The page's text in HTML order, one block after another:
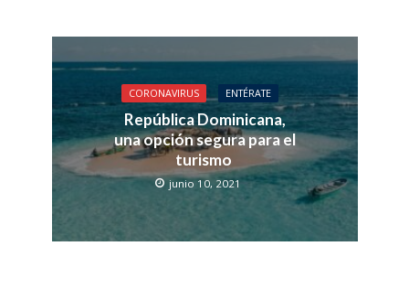
CORONAVIRUS ENTÉRATE
República Dominicana,
una opción segura para el
turismo
junio 10, 2021